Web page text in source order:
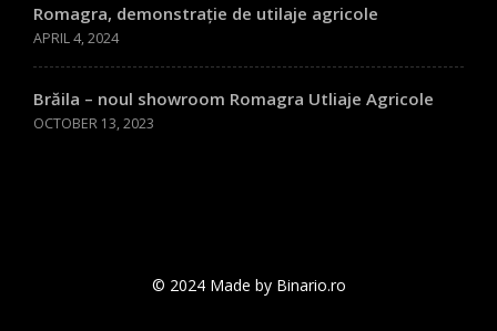
Romagra, demonstrație de utilaje agricole
APRIL 4, 2024
Brăila – noul showroom Romagra Utliaje Agricole
OCTOBER 13, 2023
© 2024 Made by Binario.ro